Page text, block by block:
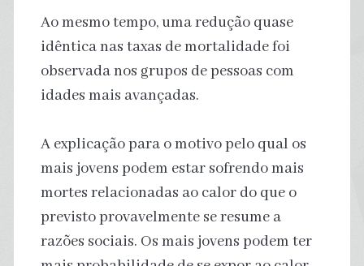
Ao mesmo tempo, uma redução quase
idêntica nas taxas de mortalidade foi
observada nos grupos de pessoas com
idades mais avançadas.
A explicação para o motivo pelo qual os
mais jovens podem estar sofrendo mais
mortes relacionadas ao calor do que o
previsto provavelmente se resume a
razões sociais. Os mais jovens podem ter